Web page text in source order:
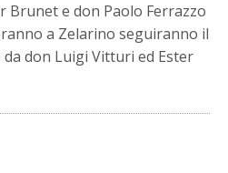
Brunet e don Paolo Ferrazzo
a Zelarino seguiranno il
don Luigi Vitturi ed Ester